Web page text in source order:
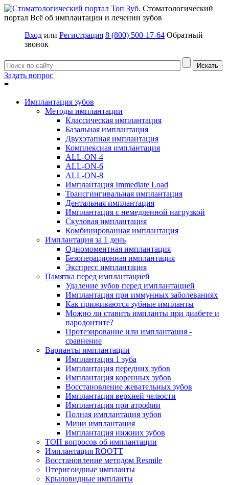
Стоматологический
портал Всё об имплантации и лечении зубов
Вход или Регистрация 8 (800) 500-17-64 Обратный
звонок
Задать вопрос
≡
Имплантация зубов
Методы имплантации
Классическая имплантация
Базальная имплантация
Двухэтапная имплантация
Комплексная имплантация
ALL-ON-4
ALL-ON-6
ALL-ON-8
Имплантация Immediate Load
Трансгингивальная имплантация
Дентальная имплантация
Имплантация с немедленной нагрузкой
Скуловая имплантация
Комбинированная имплантация
Имплантация за 1 день
Одномоментная имплантация
Безоперационная имплантация
Экспресс имплантация
Памятка перед имплантацией
Удаление зубов перед имплантацией
Имплантация при иммунных заболеваниях
Как приживаются зубные импланты
Можно ли ставить импланты при диабете и
пародонтите?
Протезирование или имплантация -
сравнение
Варианты имплантации
Имплантация 1 зуба
Имплантация передних зубов
Имплантация коренных зубов
Восстановление жевательных зубов
Имплантация верхней челюсти
Имплантация при атрофии
Полная имплантация зубов
Мини имплантация
Имплантация нижних зубов
ТОП вопросов об имплантации
Имплантация ROOTT
Восстановление методом Resmile
Птеригоидные импланты
Крыловидные импланты